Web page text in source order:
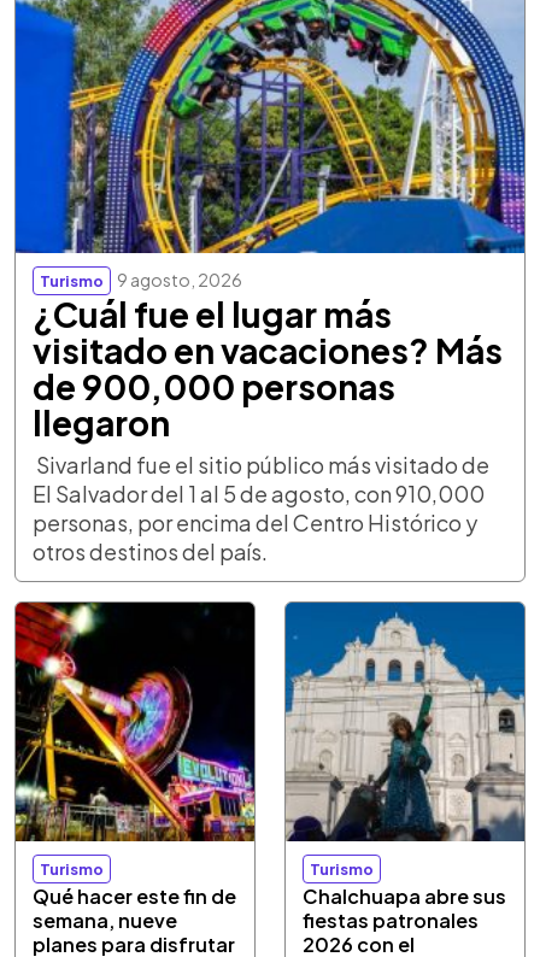
Turismo 9 agosto, 2026
¿Cuál fue el lugar más
visitado en vacaciones? Más
de 900,000 personas
llegaron
Sivarland fue el sitio público más visitado de
El Salvador del 1 al 5 de agosto, con 910,000
personas, por encima del Centro Histórico y
otros destinos del país.
Turismo
Qué hacer este fin de
semana, nueve
planes para disfrutar
Turismo
Chalchuapa abre sus
fiestas patronales
2026 con el